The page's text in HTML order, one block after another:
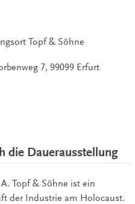
Topf & Söhne
7, 99099 Erfurt
die Dauerausstellung
Topf & Söhne ist ein
der Industrie am Holocaust.